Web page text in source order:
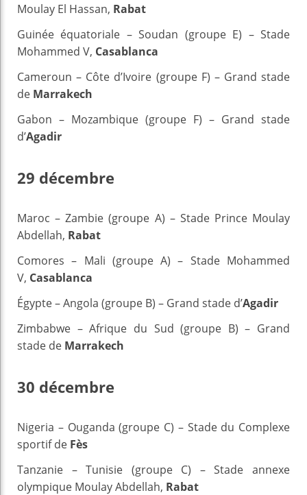
Moulay El Hassan, Rabat
Guinée équatoriale – Soudan (groupe E) – Stade
Mohammed V, Casablanca
Cameroun – Côte d’Ivoire (groupe F) – Grand stade
de Marrakech
Gabon – Mozambique (groupe F) – Grand stade
d’Agadir
29 décembre
Maroc – Zambie (groupe A) – Stade Prince Moulay
Abdellah, Rabat
Comores – Mali (groupe A) – Stade Mohammed
V, Casablanca
Égypte – Angola (groupe B) – Grand stade d’Agadir
Zimbabwe – Afrique du Sud (groupe B) – Grand
stade de Marrakech
30 décembre
Nigeria – Ouganda (groupe C) – Stade du Complexe
sportif de Fès
Tanzanie – Tunisie (groupe C) – Stade annexe
olympique Moulay Abdellah, Rabat